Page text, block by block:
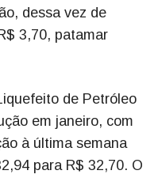
dessa vez de
3,70, patamar
de Petróleo
em janeiro, com
à última semana
para R$ 32,70. O